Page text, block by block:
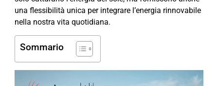
una flessibilità unica per integrare l’energia rinnovabile
nella nostra vita quotidiana.
Sommario